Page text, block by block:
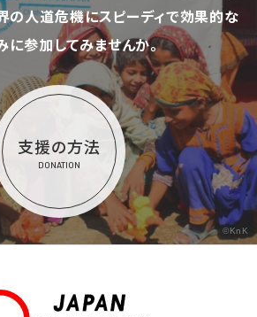
の人道危機にスピーディで効果的な
参加してみませんか。
支援の方法
DONATION
©KnK